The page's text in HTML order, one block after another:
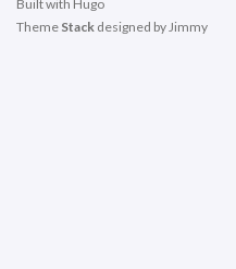
Built with Hugo
Theme Stack designed byJimmy